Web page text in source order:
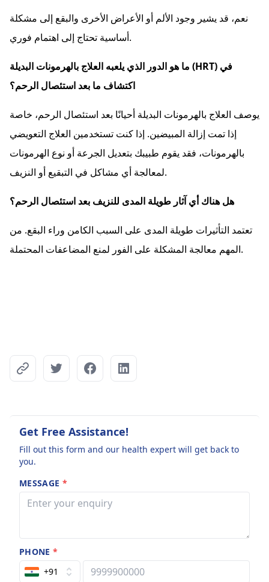
نعم، قد يشير وجود الألم أو الأعراض الأخرى والبقع إلى مشكلة
أساسية تحتاج إلى اهتمام فوري.
ما هو الدور الذي يلعبه العلاج بالهرمونات البديلة (HRT) في
اكتشاف ما بعد استئصال الرحم؟
يوصف العلاج بالهرمونات البديلة أحيانًا بعد استئصال الرحم، خاصة
إذا تمت إزالة المبيضين. إذا كنت تستخدمين العلاج التعويضي
بالهرمونات، فقد يقوم طبيبك بتعديل الجرعة أو نوع الهرمونات
لمعالجة أي مشاكل في التبقيع أو النزيف.
هل هناك أي آثار طويلة المدى للنزيف بعد استئصال الرحم؟
تعتمد التأثيرات طويلة المدى على السبب الكامن وراء البقع. من
المهم معالجة المشكلة على الفور لمنع المضاعفات المحتملة.
Get Free Assistance!
Fill out this form and our health expert will get back to
you.
MESSAGE *
PHONE*
+91